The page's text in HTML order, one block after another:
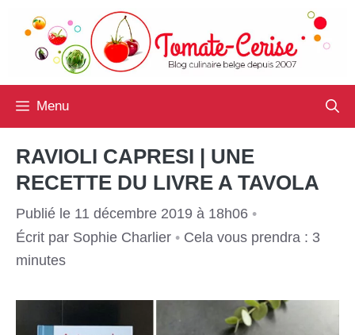
contenu
Menu
RAVIOLI CAPRESI | UNE
RECETTE DU LIVRE A TAVOLA
Publié le 11 décembre 2019 à 18h06 •
Écrit par Sophie Charlier • Cela vous prendra : 3
minutes